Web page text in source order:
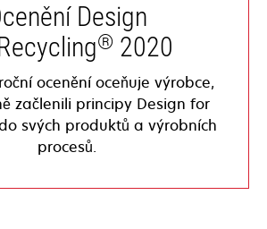
Design
® 2020
ocenění oceňuje výrobce,
začlenili principy Design for
svých produktů a výrobních
procesů.